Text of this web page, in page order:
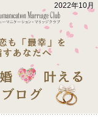
2022年10月